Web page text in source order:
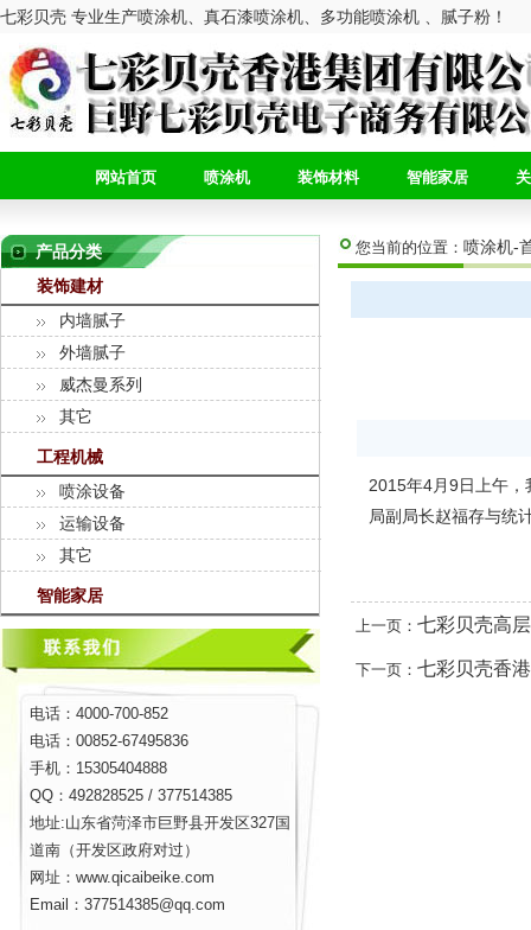
七彩贝壳 专业生产喷涂机、真石漆喷涂机、多功能喷涂机 、腻子粉！
网站首页 喷涂机 装饰材料 智能家居
产品分类
装饰建材
内墙腻子
外墙腻子
威杰曼系列
其它
工程机械
喷涂设备
运输设备
其它
智能家居
电话：4000-700-852
电话：00852-67495836
手机：15305404888
QQ：492828525 / 377514385
地址:山东省菏泽市巨野县开发区327国
道南（开发区政府对过）
网址：www.qicaibeike.com
Email：377514385@qq.com
您当前的位置： 喷涂机-
2015年4月9日上午
局副局长赵福存与统
上一页： 七彩贝壳高
下一页： 七彩贝壳香